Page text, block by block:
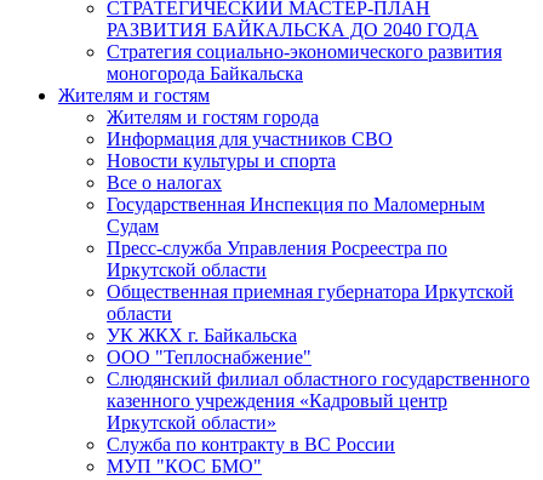
СТРАТЕГИЧЕСКИЙ МАСТЕР-ПЛАН
РАЗВИТИЯ БАЙКАЛЬСКА ДО 2040 ГОДА
Стратегия социально-экономического развития
моногорода Байкальска
Жителям и гостям
Жителям и гостям города
Информация для участников СВО
Новости культуры и спорта
Все о налогах
Государственная Инспекция по Маломерным
Судам
Пресс-служба Управления Росреестра по
Иркутской области
Общественная приемная губернатора Иркутской
области
УК ЖКХ г. Байкальска
ООО "Теплоснабжение"
Слюдянский филиал областного государственного
казенного учреждения «Кадровый центр
Иркутской области»
Служба по контракту в ВС России
МУП "КОС БМО"